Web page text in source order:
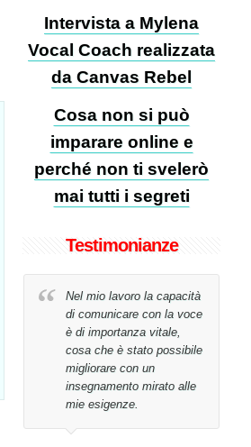
Intervista a Mylena
Vocal Coach realizzata
da Canvas Rebel
Cosa non si può
imparare online e
perché non ti svelerò
mai tutti i segreti
Testimonianze
Nel mio lavoro la capacità
di comunicare con la voce
è di importanza vitale,
cosa che è stato possibile
migliorare con un
insegnamento mirato alle
mie esigenze.